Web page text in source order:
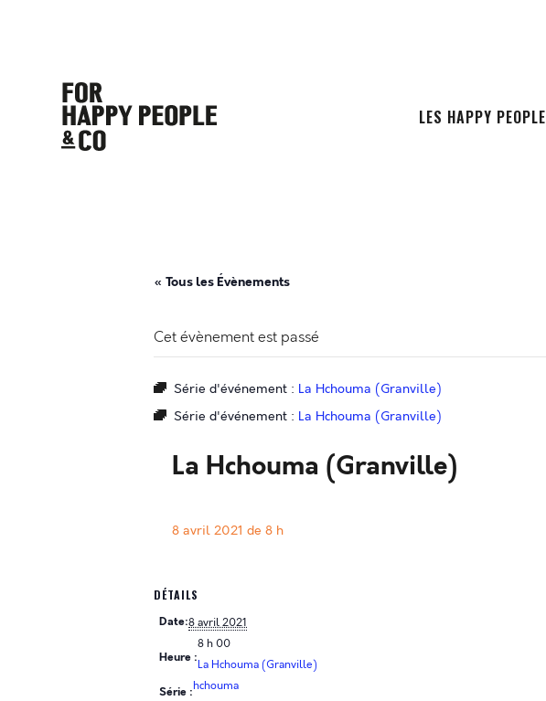
LES HAPPY PEOPLE
« Tous les Évènements
Cet évènement est passé
Série d'événement : La Hchouma (Granville)
Série d'événement : La Hchouma (Granville)
La Hchouma (Granville)
8 avril 2021 de 8 h
DÉTAILS
Date:8 avril 2021
Heure :
8 h 00
Série :
La Hchouma (Granville)
hchouma